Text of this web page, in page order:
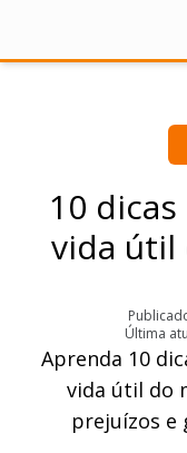
10
vida útil
Última
Aprenda 10
vida útil do
prejuízos e